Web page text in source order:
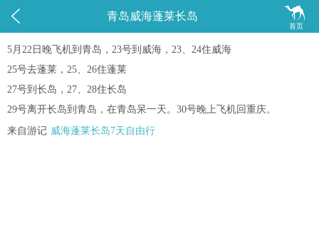
 
首页
青岛威海蓬莱长岛
5月22日晚飞机到青岛，23号到威海，23、24住威海
25号去蓬莱，25、26住蓬莱
27号到长岛，27、28住长岛
29号离开长岛到青岛，在青岛呆一天。30号晚上飞机回重庆。
来自游记 威海蓬莱长岛7天自由行